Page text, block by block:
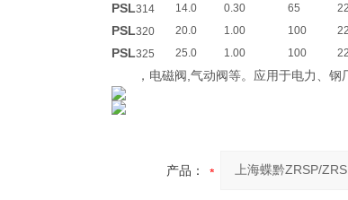
PSL314 14.0 0.30 65
PSL320 20.0 1.00 100
PSL325 25.0 1.00 100
，电磁阀,气动阀等。应用于电力、钢
产品：